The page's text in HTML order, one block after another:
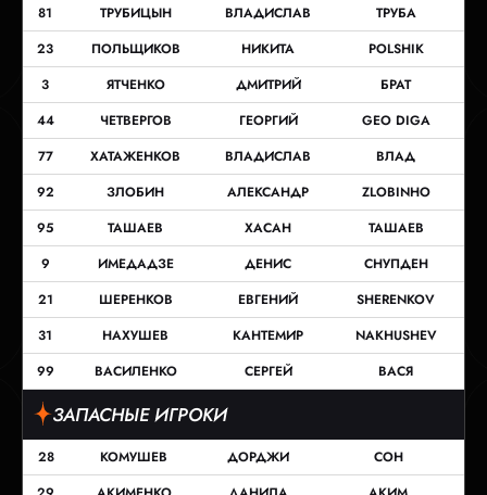
81
ТРУБИЦЫН ВЛАДИСЛАВ
ТРУБА
23
ПОЛЬЩИКОВ НИКИТА
POLSHIK
3
ЯТЧЕНКО ДМИТРИЙ
БРАТ
44
ЧЕТВЕРГОВ ГЕОРГИЙ
GEO DIGA
77
ХАТАЖЕНКОВ ВЛАДИСЛАВ
ВЛАД
92
ЗЛОБИН АЛЕКСАНДР
ZLOBINHO
95
ТАШАЕВ ХАСАН
ТАШАЕВ
9
ИМЕДАДЗЕ ДЕНИС
СНУПДЕН
21
ШЕРЕНКОВ ЕВГЕНИЙ
SHERENKOV
31
НАХУШЕВ КАНТЕМИР
NAKHUSHEV
99
ВАСИЛЕНКО СЕРГЕЙ ВАСЯ
ЗАПАСНЫЕ ИГРОКИ
28 КОМУШЕВ ДОРДЖИ
СОН